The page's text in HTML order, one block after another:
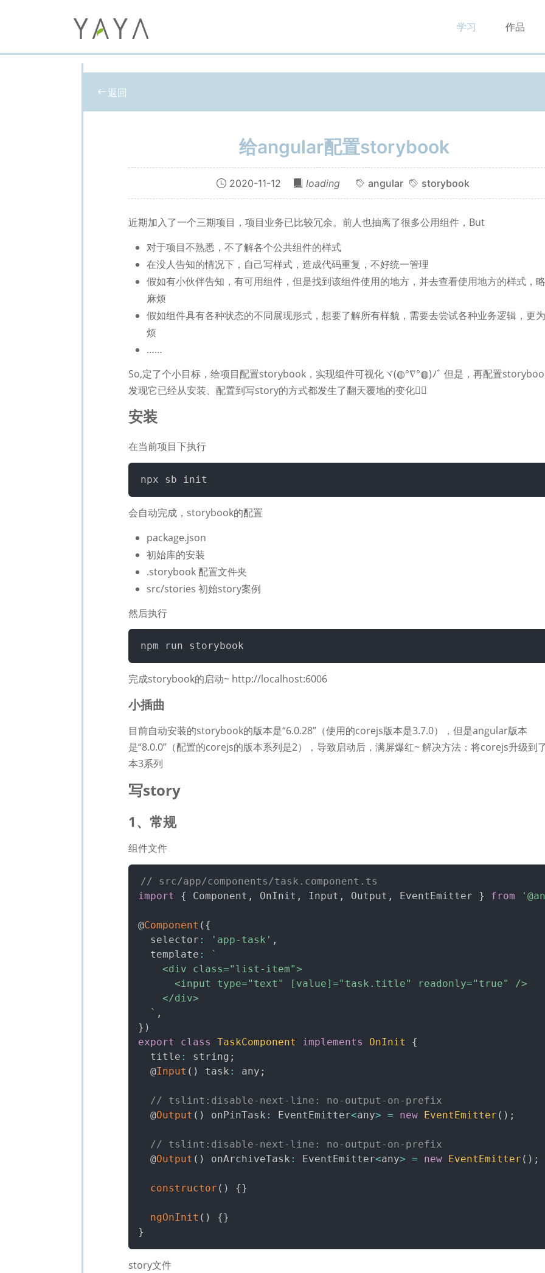
学习 作品
返回
给angular配置storybook
2020-11-12 loading angular storybook
近期加入了一个三期项目，项目业务已比较冗余。前人也抽离了很多公用组件，But
对于项目不熟悉，不了解各个公共组件的样式
在没人告知的情况下，自己写样式，造成代码重复，不好统一管理
假如有小伙伴告知，有可用组件，但是找到该组件使用的地方，并去查看使用地方的样式，
麻烦
假如组件具有各种状态的不同展现形式，想要了解所有样貌，需要去尝试各种业务逻辑，更
烦
……
So,定了个小目标，给项目配置storybook，实现组件可视化ヾ(◍°∇°◍)ﾉﾞ 但是，再配置
发现它已经从安装、配置到写story的方式都发生了翻天覆地的变化🤷‍♀️
安装
在当前项目下执行
会自动完成，storybook的配置
package.json
初始库的安装
.storybook 配置文件夹
src/stories 初始story案例
然后执行
完成storybook的启动~ http://localhost:6006
小插曲
目前自动安装的storybook的版本是“6.0.28”（使用的corejs版本是3.7.0），但是angular版本
是“8.0.0”（配置的corejs的版本系列是2），导致启动后，满屏爆红~ 解决方法：将corejs升级到
本3系列
写story
1、常规
组件文件
// src/app/components/task.component.ts
import
{ Component , OnInit , Input , Output , EventEmitter } from
@Component ( {
  selector
: 'app-task' ,
  template
:
`
    <div class="list-item">
      <input type="text" [value]="task.title" readonly="true" />
    </div>
` ,
} )
export
class TaskComponent implements OnInit
{
  title
: string ;
  @
Input ( ) task : any ;
// tslint:disable-next-line: no-output-on-prefix
  @
Output ( ) onPinTask : EventEmitter<any> = new EventEmitter ( ) ;
// tslint:disable-next-line: no-output-on-prefix
  @
Output ( ) onArchiveTask : EventEmitter<any> = new EventEmitter ( ) ;
constructor ( ) {}
ngOnInit ( ) {}
}
story文件